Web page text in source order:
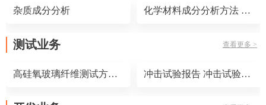
杂质成分分析 化学材料成分分析方法 化学材料成分分析仪器
测试业务 查看更多 >
高硅氧玻璃纤维测试方法 高硅氧玻璃纤维测试标准 冲击试验报告 冲击试验标准